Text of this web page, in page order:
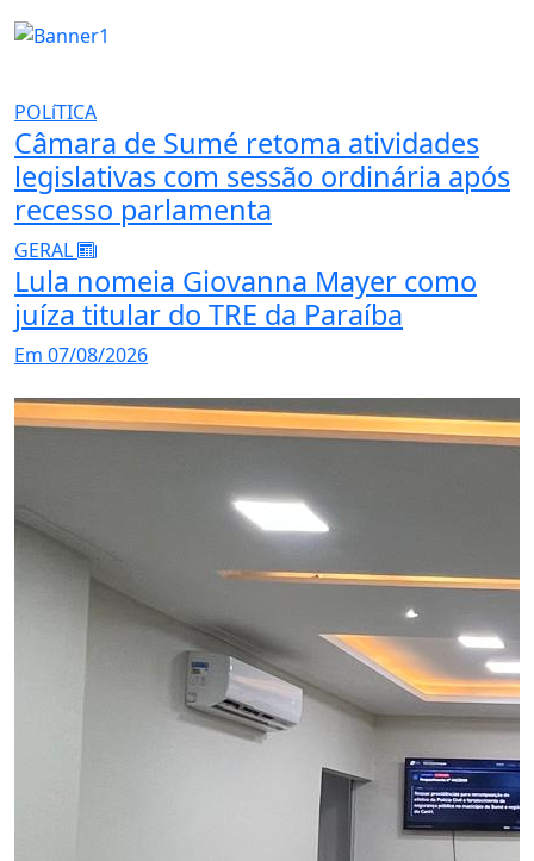
POLíTICA
Câmara de Sumé retoma atividades
legislativas com sessão ordinária após
recesso parlamenta
GERAL
Lula nomeia Giovanna Mayer como
juíza titular do TRE da Paraíba
Em 07/08/2026
Monteiro alcança nota
2025 na Rede